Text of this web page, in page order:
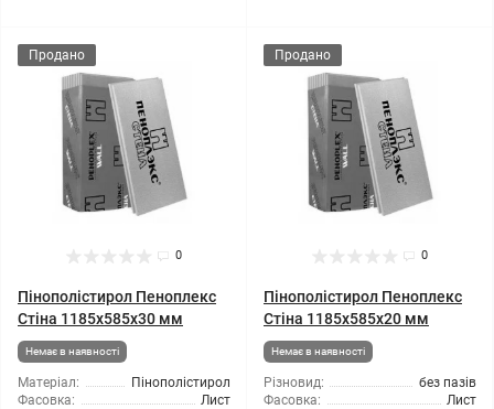
Продано
0
Пінополістирол Пеноплекс
Стіна 1185x585x30 мм
Немає в наявності
Матеріал:
Пінополістирол
Фасовка:
Лист
Продано
0
Пінополістирол Пеноплекс
Стіна 1185x585x20 мм
Немає в наявності
Різновид:
без пазів
Фасовка:
Лист